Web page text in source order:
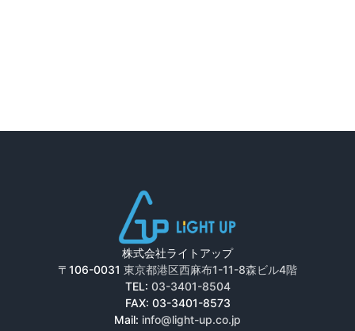
株式会社ライトアップ
〒106-0031 東京都港区西麻布1-11-8森ビル4階
TEL: 03-3401-8504
FAX: 03-3401-8573
Mail: info@light-up.co.jp